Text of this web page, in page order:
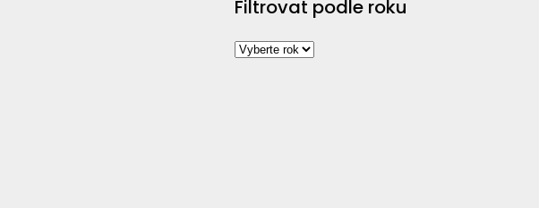
Filtrovat podle roku